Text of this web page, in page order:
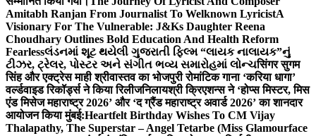
Amitabh Ranjan From Journalist To Welknown LyricistA
Visionary For The Vulnerable: J&Ks Daughter Reena
Choudhary Outlines Bold Education And Health Reform
Fearlessલંડનમાં શૂટ થયેલી ગુજરાતી ફિલ્મ “લાયક નાલાયક”નું
ટીઝર, ટ્રેલર, પોસ્ટર અને સંગીત ભવ્ય સમારોહમાં લોન્ચसिंगर सुगम
सिंह और एक्ट्रेस माही श्रीवास्तव का भोजपुरी रोमांटिक गाना ‘करिया धागा’
वर्ल्डवाइड रिकॉर्ड्स ने किया रिलीजनिलायश्री क्रिएशन्स ने ‘होप्स मिस्टर, मिस
एंड मिसेज महाराष्ट्र 2026’ और ‘द ग्रैंड महाराष्ट्र अवार्ड 2026’ का शानदार
आयोजन किया मुंबई:Heartfelt Birthday Wishes To CM Vijay
Thalapathy, The Superstar – Angel Tetarbe (Miss Glamourface